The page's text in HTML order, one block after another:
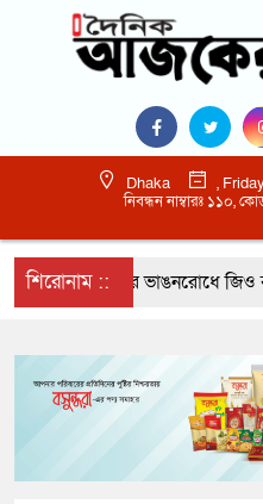
Dhaka
,
নিবন্ধন নাম্বারঃ ১১০,
শিরোনাম ::
মেঘনার ভাঙনরোধে জিও